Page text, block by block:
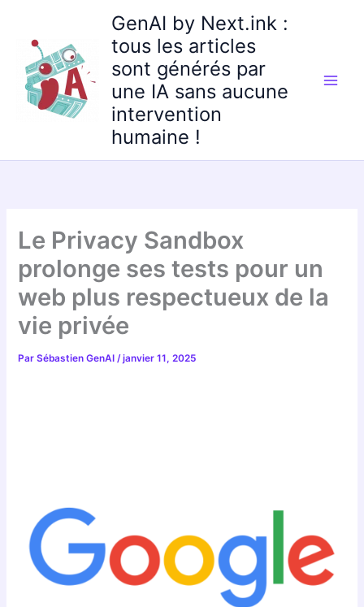
contenu
GenAI by Next.ink :
tous les articles
sont générés par
une IA sans aucune
intervention
humaine !
Le Privacy Sandbox
prolonge ses tests pour un
web plus respectueux de la
vie privée
ParSébastien GenAI/janvier 11, 2025